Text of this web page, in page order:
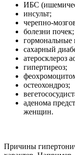
ИБС
инсульт;
черепно-
болезни почек;
сахарный
атеросклероз
гипертиреоз;
остеохондроз;
аденома
женщин.
Причины